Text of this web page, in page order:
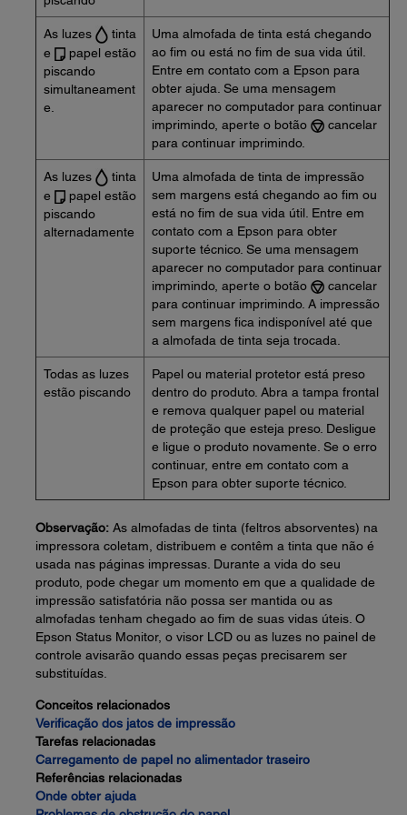
As luzes
tinta
e
papel estão
piscando
simultaneament
e.
Uma almofada de tinta está chegando
ao fim ou está no fim de sua vida útil.
Entre em contato com a Epson para
obter ajuda. Se uma mensagem
aparecer no computador para continuar
imprimindo, aperte o botão
cancelar
para continuar imprimindo.
As luzes
tinta
e
papel estão
piscando
alternadamente
Uma almofada de tinta de impressão
sem margens está chegando ao fim ou
está no fim de sua vida útil. Entre em
contato com a Epson para obter
suporte técnico. Se uma mensagem
aparecer no computador para continuar
imprimindo, aperte o botão
cancelar
para continuar imprimindo. A impressão
sem margens fica indisponível até que
a almofada de tinta seja trocada.
Todas as luzes
estão piscando
Papel ou material protetor está preso
dentro do produto. Abra a tampa frontal
e remova qualquer papel ou material
de proteção que esteja preso. Desligue
e ligue o produto novamente. Se o erro
continuar, entre em contato com a
Epson para obter suporte técnico.
Observação: As almofadas de tinta (feltros absorventes) na
impressora coletam, distribuem e contêm a tinta que não é
usada nas páginas impressas. Durante a vida do seu
produto, pode chegar um momento em que a qualidade de
impressão satisfatória não possa ser mantida ou as
almofadas tenham chegado ao fim de suas vidas úteis. O
Epson Status Monitor, o visor LCD ou as luzes no painel de
controle avisarão quando essas peças precisarem ser
substituídas.
Conceitos relacionados
Verificação dos jatos de impressão
Tarefas relacionadas
Carregamento de papel no alimentador traseiro
Referências relacionadas
Onde obter ajuda